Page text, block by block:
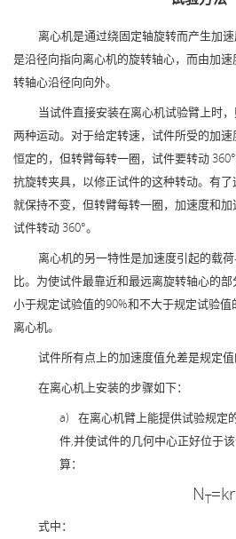
离心机是通过绕固定轴旋转而产生加
是沿径向指向离心机的旋转轴心，而由加
转轴心沿径向向外。
当试件直接安装在离心机试验臂上时
两种运动。对于给定转速，试件所受的加
恒定的，但转臂每转一圈，试件要转动
抗旋转夹具，以修正试件的这种转动。有
就保持不变，但转臂每转一圈，加速度和
试件转动 360°。
离心机的另一特性是加速度引起的载
比。为使试件最靠近和最远离旋转轴心的
小于规定试验值的90%和不大于规定试验
离心机。
试件所有点上的加速度值允差是规定值
在离心机上安装的步骤如下：
a)
在离心机臂上能提供试验规定
件,并使试件的几何中心正好位于
算：
NT
式中：